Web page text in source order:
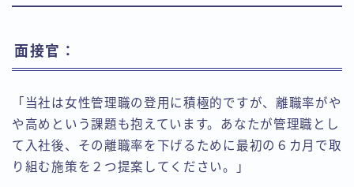
面接官：
「当社は女性管理職の登用に積極的ですが、離職率がや
や高めという課題も抱えています。あなたが管理職とし
て入社後、その離職率を下げるために最初の６カ月で取
り組む施策を２つ提案してください。」